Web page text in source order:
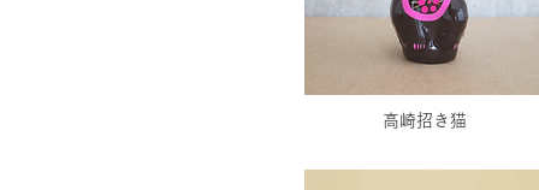
高崎招き猫